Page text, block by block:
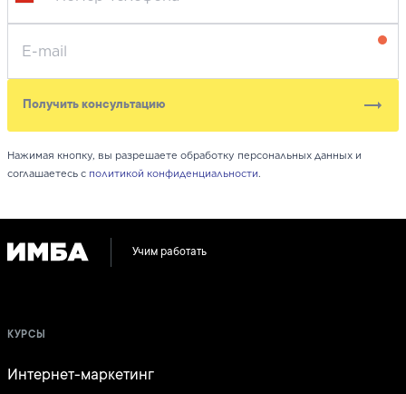
Получить консультацию
Нажимая кнопку, вы разрешаете обработку персональных данных и
соглашаетесь с политикой конфиденциальности.
Учим работать
КУРСЫ
Интернет-маркетинг